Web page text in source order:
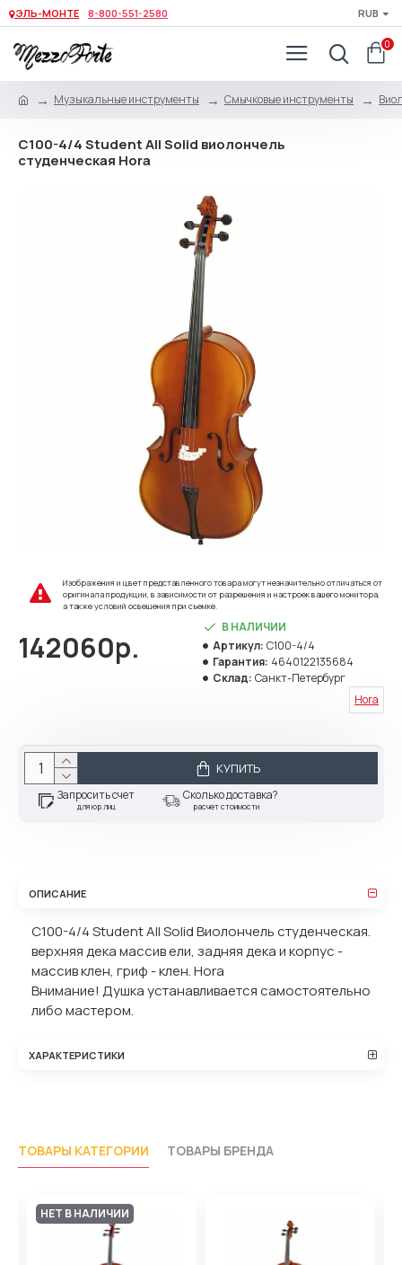
ЭЛЬ-МОНТЕ 8-800-551-2580 RUB
0
Музыкальные инструменты Смычковые инструменты
C100-4/4 Student All Solid виолончель
студенческая Hora
Изображения и цвет представленного товара могут незначительно отличаться от
оригинала продукции, в зависимости от разрешения и настроек вашего монитора,
а также условий освещения при съемке.
142060р.
В НАЛИЧИИ
Артикул: C100-4/4
Гарантия: 4640122135684
Склад: Санкт-Петербург
Hora
КУПИТЬ
Запросить счет
для юр.лиц
Сколько доставка?
расчет стоимости
ОПИСАНИЕ
C100-4/4 Student All Solid Виолончель студенческая.
верхняя дека массив ели, задняя дека и корпус -
массив клен, гриф - клен. Hora
Внимание! Душка устанавливается самостоятельно
либо мастером.
ХАРАКТЕРИСТИКИ
ТОВАРЫ КАТЕГОРИИ ТОВАРЫ БРЕНДА
НЕТ В НАЛИЧИИ